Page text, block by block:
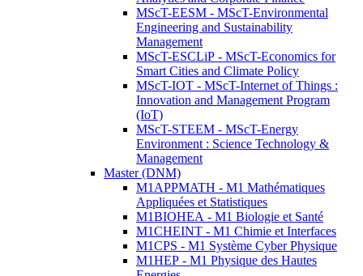
MScT-EESM - MScT-Environmental
Engineering and Sustainability
Management
MScT-ESCLiP - MScT-Economics for
Smart Cities and Climate Policy
MScT-IOT - MScT-Internet of Things :
Innovation and Management Program
(IoT)
MScT-STEEM - MScT-Energy
Environment : Science Technology &
Management
Master (DNM)
M1APPMATH - M1 Mathématiques
Appliquées et Statistiques
M1BIOHEA - M1 Biologie et Santé
M1CHEINT - M1 Chimie et Interfaces
M1CPS - M1 Système Cyber Physique
M1HEP - M1 Physique des Hautes